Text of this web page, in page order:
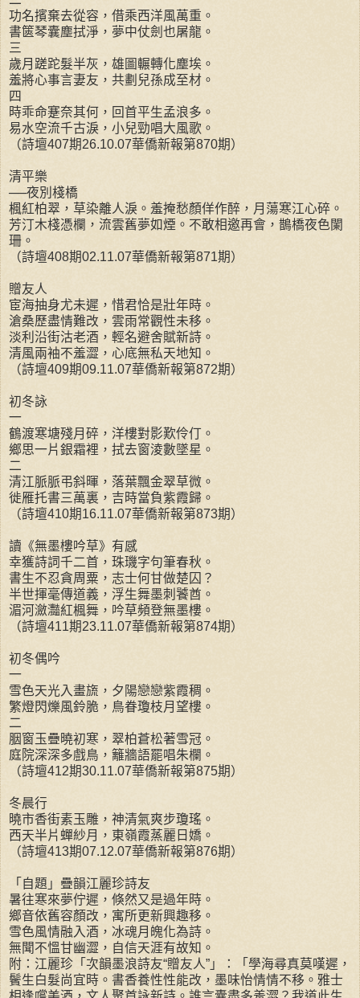
功名擯棄去從容，借乘西洋風萬重。
書篋琴囊塵拭淨，夢中仗劍也屠龍。
三
歲月蹉跎髮半灰，雄圖輾轉化塵埃。
羞將心事言妻友，共劃兒孫成至材。
四
時乖命蹇奈其何，回首平生孟浪多。
易水空流千古淚，小兒勁唱大風歌。
（詩壇407期26.10.07華僑新報第870期）
清平樂
──夜別棧橋
楓紅柏翠，草染離人淚。羞掩愁顏佯作醉，月蕩寒江心碎。
芳汀木棧憑欄，流雲舊夢如煙。不敢相邀再會，鵲橋夜色闌
珊。
（詩壇408期02.11.07華僑新報第871期）
贈友人
宦海抽身尤未遲，惜君恰是壯年時。
滄桑歷盡情難改，雲雨常觀性未移。
淡利沿街沽老酒，輕名避舍賦新詩。
清風兩袖不羞澀，心底無私天地知。
（詩壇409期09.11.07華僑新報第872期）
初冬詠
一
鶴渡寒塘殘月碎，洋樓對影歎伶仃。
鄉思一片銀霜裡，拭去窗淩數墜星。
二
清江脈脈弔斜暉，落葉飄金翠草微。
徙雁托書三萬裏，吉時當負紫霞歸。
（詩壇410期16.11.07華僑新報第873期）
讀《無墨樓吟草》有感
幸獲詩詞千二首，珠璣字句筆春秋。
書生不忍貪周粟，志士何甘做楚囚？
半世揮毫傳道義，浮生舞墨刺饕酋。
湄河瀲灩紅楓舞，吟草頻登無墨樓。
（詩壇411期23.11.07華僑新報第874期）
初冬偶吟
一
雪色天光入畫旒，夕陽戀戀紫霞稠。
繁燈閃爍風鈴脆，鳥眷瓊枝月望樓。
二
胭窗玉疊曉初寒，翠柏蒼松著雪冠。
庭院深深多戲鳥，籬牆語罷唱朱欄。
（詩壇412期30.11.07華僑新報第875期）
冬晨行
曉市香街素玉雕，神清氣爽步瓊瑤。
西天半片蟬紗月，東嶺霞蒸麗日嬌。
（詩壇413期07.12.07華僑新報第876期）
「自題」疊韻江麗珍詩友
暑往寒來夢佇遲，倏然又是過年時。
鄉音依舊容顏改，寓所更新興趣移。
雪色風情融入酒，冰魂月魄化為詩。
無聞不慍甘幽澀，自信天涯有故知。
附：江麗珍「次韻墨浪詩友“贈友人”」：「學海尋真莫嘆遲，
鬢生白髮尚宜時。書香養性性能改，墨味怡情情不移。雅士